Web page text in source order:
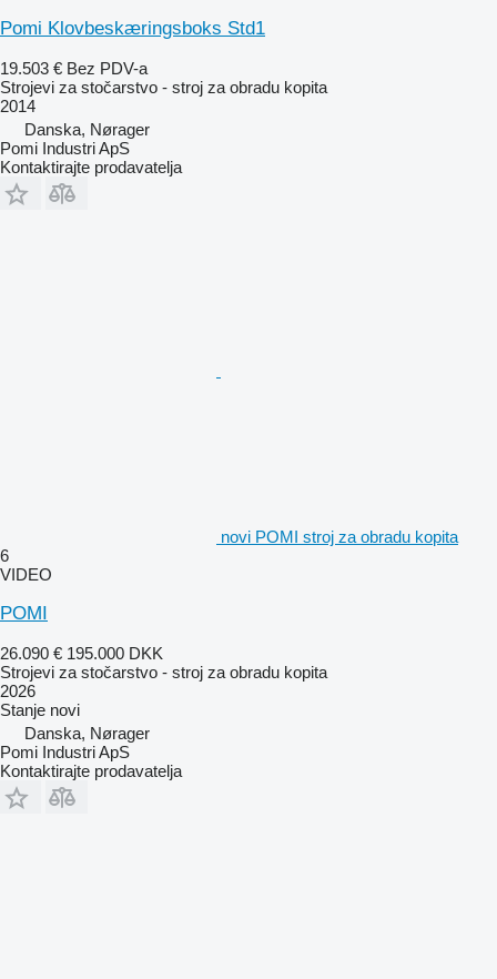
Pomi Klovbeskæringsboks Std1
19.503 € Bez PDV-a
Strojevi za stočarstvo - stroj za obradu kopita
2014
Danska, Nørager
Pomi Industri ApS
Kontaktirajte prodavatelja
novi POMI stroj za obradu kopita
6
VIDEO
POMI
26.090 € 195.000 DKK
Strojevi za stočarstvo - stroj za obradu kopita
2026
Stanje novi
Danska, Nørager
Pomi Industri ApS
Kontaktirajte prodavatelja